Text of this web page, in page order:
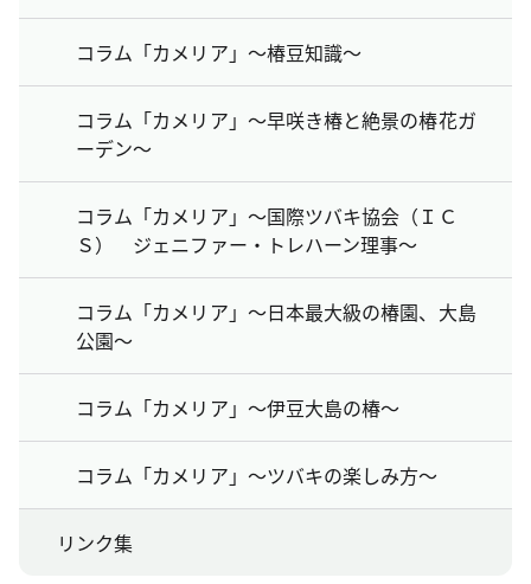
コラム「カメリア」～椿豆知識～
コラム「カメリア」～早咲き椿と絶景の椿花ガ
ーデン～
コラム「カメリア」～国際ツバキ協会（ＩＣ
Ｓ） ジェニファー・トレハーン理事～
コラム「カメリア」～日本最大級の椿園、大島
公園～
コラム「カメリア」～伊豆大島の椿～
コラム「カメリア」～ツバキの楽しみ方～
リンク集